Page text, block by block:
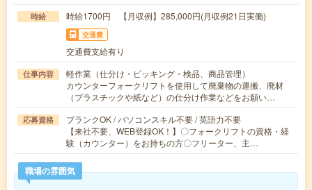
時給 時給1700円 【月収例】285,000円(月収例21日実働)
交通費
交通費支給有り
仕事内容
軽作業（仕分け・ピッキング・検品、商品管理）
カウンターフォークリフトを使用して廃棄物の運搬、廃材
（プラスチックや紙など）の仕分け作業などをお願い…
応募資格
ブランクOK / パソコンスキル不要 / 英語力不要
【来社不要、WEB登録OK！】〇フォークリフトの資格・経
験（カウンター）をお持ちの方〇フリーター、主…
職場の雰囲気